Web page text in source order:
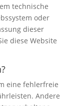
technische
oder
dieser
diese Website
eine fehlerfreie
Andere